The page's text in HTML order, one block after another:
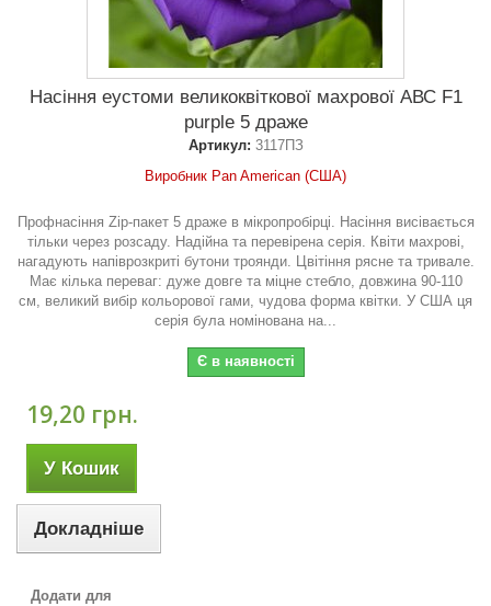
Насіння еустоми великоквіткової махрової АВС F1
purple 5 драже
Артикул: 3117ПЗ
Виробник Pan American (США)
Профнасіння Zip-пакет 5 драже в мікропробірці. Насіння висівається
тільки через розсаду. Надійна та перевірена серія. Квіти махрові,
нагадують напіврозкриті бутони троянди. Цвітіння рясне та тривале.
Має кілька переваг: дуже довге та міцне стебло, довжина 90-110
см, великий вибір кольорової гами, чудова форма квітки. У США ця
серія була номінована на...
Є в наявності
19,20 грн.
У Кошик
Докладніше
Додати для